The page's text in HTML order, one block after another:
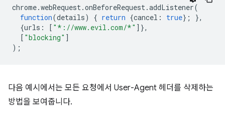
chrome.webRequest.onBeforeRequest.addListener(
function(details) { return {cancel : true};
},
{urls : [ "*://www.evil.com/*" ]},
[ "blocking" ]
);
다음 예시에서는 모든 요청에서 User-Agent 헤더를 삭제하는
방법을 보여줍니다.